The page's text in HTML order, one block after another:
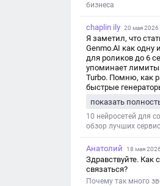
бизнеса
chaplin ily 20 мая 2026
Я заметил, что
Genmo.AI как одну
для роликов до 6
упоминает лимиты
Turbo. Помню, как
быстрые
такой обзор
ограничения и
показать
10 нейросетей для
обзор лучших
Анатолий 18 мая
Здравствуйте.
связаться?
Почему так много